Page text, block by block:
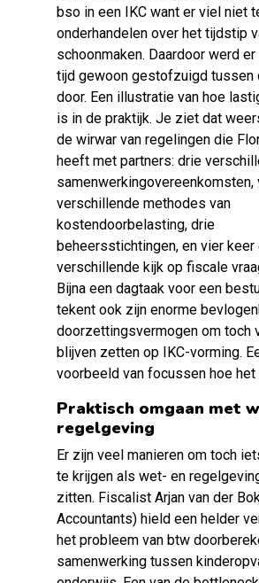
bso in een IKC want er viel niet
onderhandelen over het tijdstip
schoonmaken. Daardoor werd
tijd gewoon gestofzuigd tussen
door. Een illustratie van hoe
is in de praktijk. Je ziet dat
de wirwar van regelingen die
heeft met partners: drie
samenwerkingovereenkomsten,
verschillende methodes van
kostendoorbelasting, drie
beheersstichtingen, en vier keer
verschillende kijk op fiscale
Bijna een dagtaak voor een
tekent ook zijn enorme
doorzettingsvermogen om toch
blijven zetten op IKC-vorming.
voorbeeld van focussen hoe het
Praktisch omgaan met
regelgeving
Er zijn veel manieren om toch
te krijgen als wet- en
zitten. Fiscalist Arjan van der
Accountants) hield een helder
het probleem van btw
samenwerking tussen